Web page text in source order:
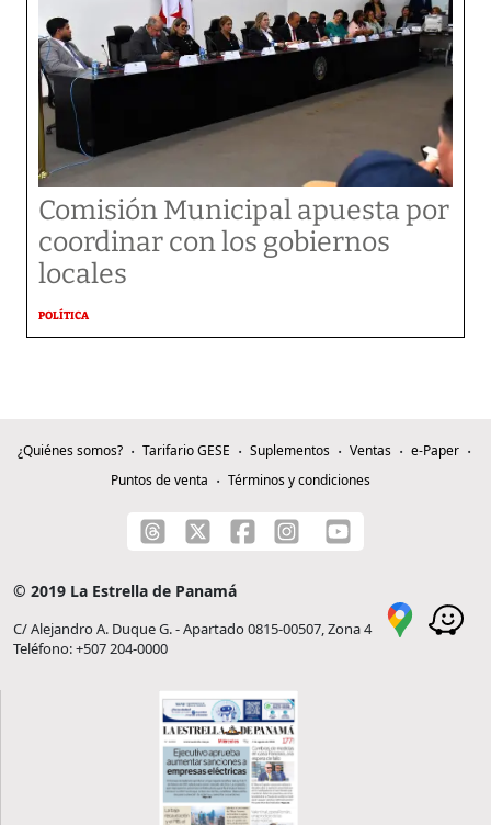
Comisión Municipal apuesta por
coordinar con los gobiernos
locales
POLÍTICA
¿Quiénes somos? Tarifario GESE Suplementos Ventas
e-Paper
Puntos de venta
Términos y condiciones
© 2019 La Estrella de Panamá
C/ Alejandro A. Duque G. - Apartado 0815-00507, Zona 4
Teléfono: +507 204-0000